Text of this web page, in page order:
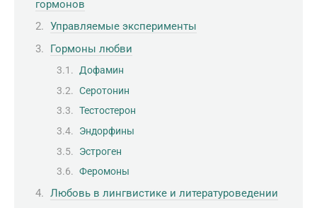
гормонов
Управляемые эксперименты
Гормоны любви
Дофамин
Серотонин
Тестостерон
Эндорфины
Эстроген
Феромоны
Любовь в лингвистике и литературоведении